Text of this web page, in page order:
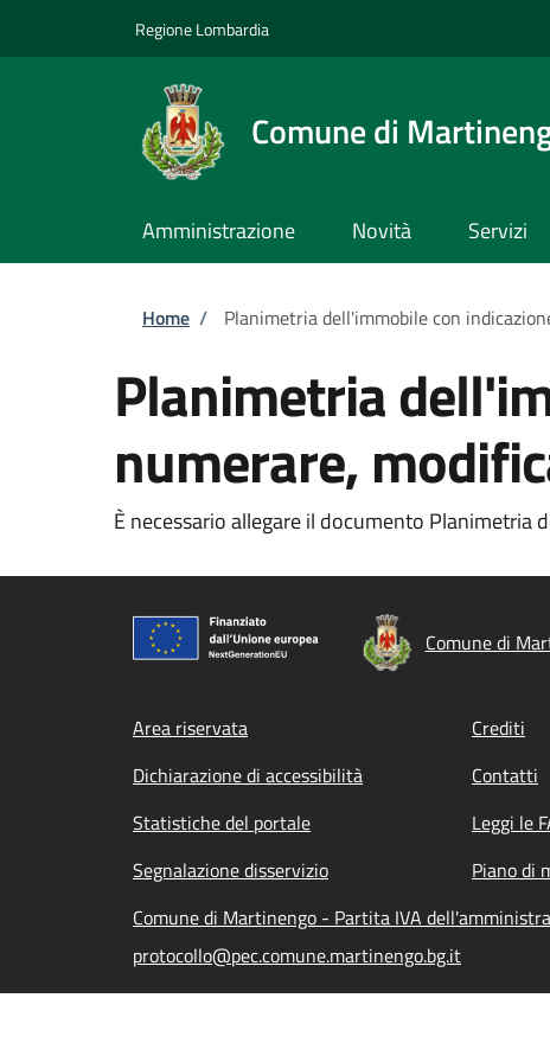
Regione Lombardia
Comune di
Amministrazione Novità Servizi
Briciole di pane
Home / Planimetria dell'immobile con
Planimetria
numerare,
È necessario allegare il documento Planimetria
Comune di
Footer menu
Area riservata Crediti
Dichiarazione di accessibilità
Contatti
Statistiche del portale
Leggi le
Segnalazione disservizio
Piano di
Comune di Martinengo - Partita IVA
protocollo@pec.comune.martinengo.bg.it